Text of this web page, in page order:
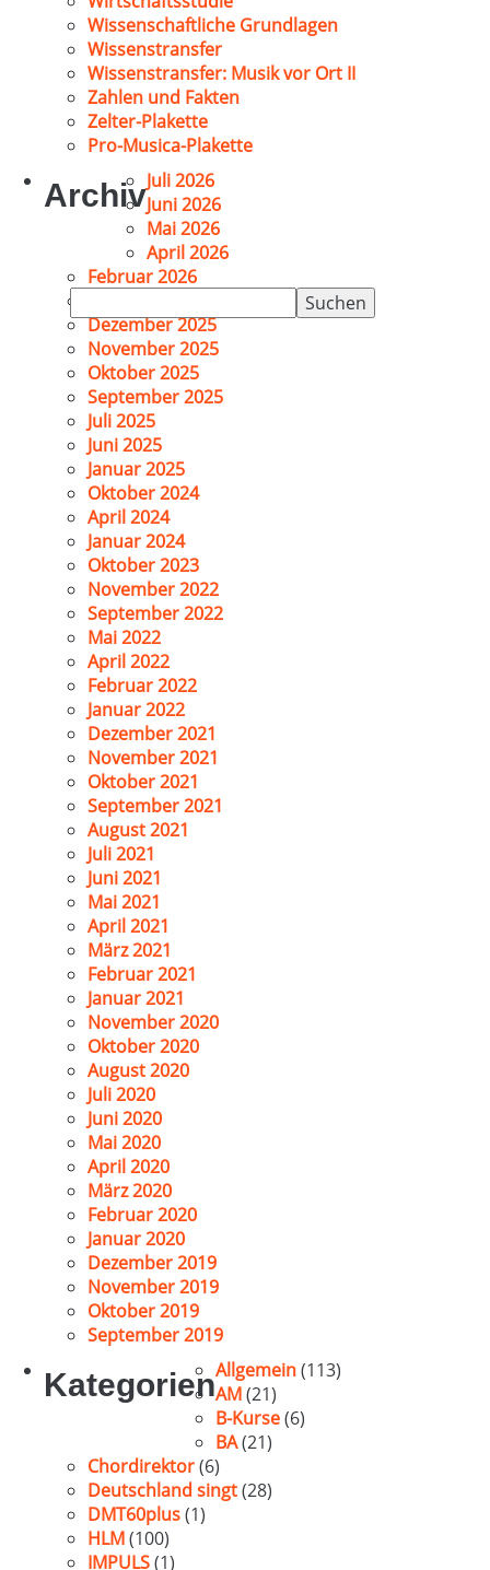
Suchen
nach:
Wissenschaftliche Grundlagen
Wissenstransfer
Wissenstransfer: Musik vor Ort II
Zahlen und Fakten
Zelter-Plakette
Pro-Musica-Plakette
ArchivJuli 2026
Juni 2026
Mai 2026
April 2026
Februar 2026
Dezember 2025
November 2025
Oktober 2025
September 2025
Juli 2025
Juni 2025
Januar 2025
Oktober 2024
April 2024
Januar 2024
Oktober 2023
November 2022
September 2022
Mai 2022
April 2022
Februar 2022
Januar 2022
Dezember 2021
November 2021
Oktober 2021
September 2021
August 2021
Juli 2021
Juni 2021
Mai 2021
April 2021
März 2021
Februar 2021
Januar 2021
November 2020
Oktober 2020
August 2020
Juli 2020
Juni 2020
Mai 2020
April 2020
März 2020
Februar 2020
Januar 2020
Dezember 2019
November 2019
Oktober 2019
September 2019
KategorienAllgemein(113)
AM(21)
B-Kurse(6)
BA(21)
Chordirektor(6)
Deutschland singt(28)
DMT60plus(1)
HLM(100)
IMPULS(1)